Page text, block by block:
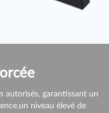
autorisés, garantissant un
niveau élevé de